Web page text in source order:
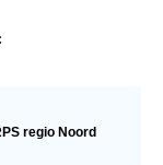
regio Noord